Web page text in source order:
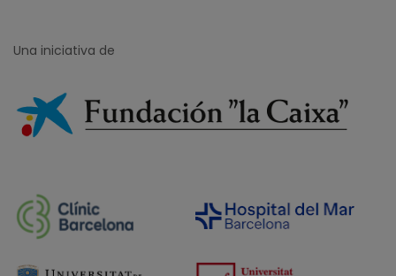
Una iniciativa de